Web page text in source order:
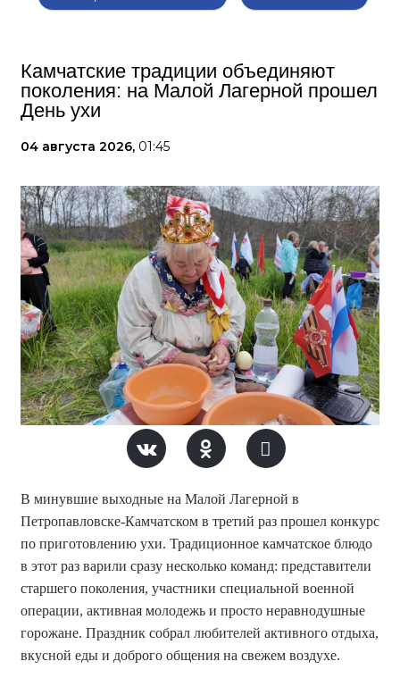
Камчатские традиции объединяют
поколения: на Малой Лагерной прошел
День ухи
04 августа 2026, 01:45
В минувшие выходные на Малой Лагерной в
Петропавловске-Камчатском в третий раз прошел конкурс
по приготовлению ухи. Традиционное камчатское блюдо
в этот раз варили сразу несколько команд: представители
старшего поколения, участники специальной военной
операции, активная молодежь и просто неравнодушные
горожане. Праздник собрал любителей активного отдыха,
вкусной еды и доброго общения на свежем воздухе.